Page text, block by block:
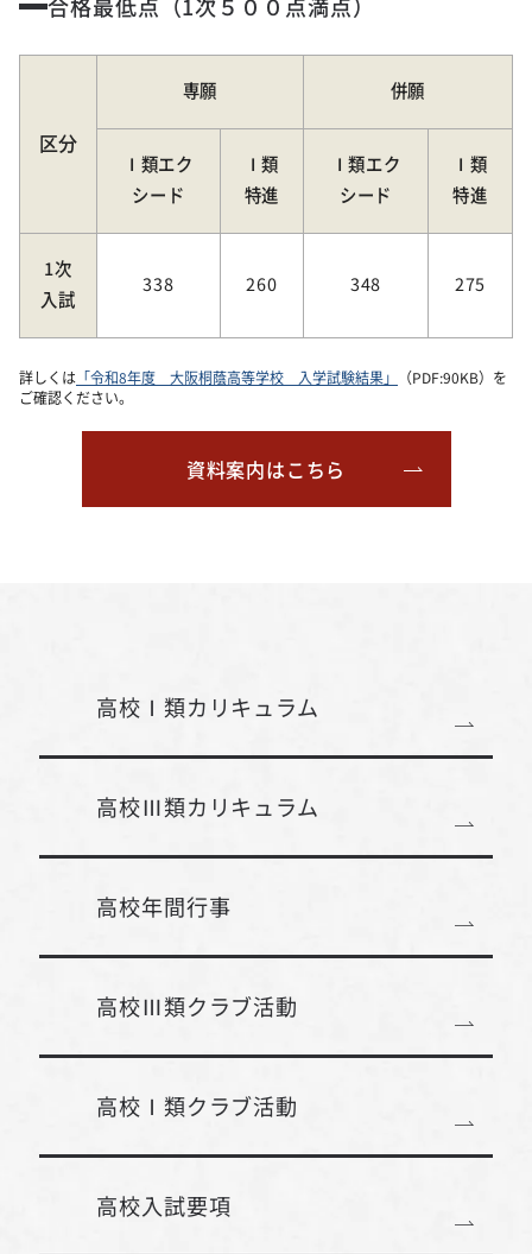
区分
専願 併願
Ⅰ類エク
シード
Ⅰ類
特進
Ⅰ類エク
シード
Ⅰ類
特進
1次
入試
338 260 348 275
詳しくは 「令和8年度 大阪桐蔭高等学校 入学試験結果」
（PDF:90KB）を
ご確認ください。
資料案内はこちら
高校Ⅰ類カリキュラム
高校Ⅲ類カリキュラム
高校年間行事
高校Ⅲ類クラブ活動
高校Ⅰ類クラブ活動
高校入試要項